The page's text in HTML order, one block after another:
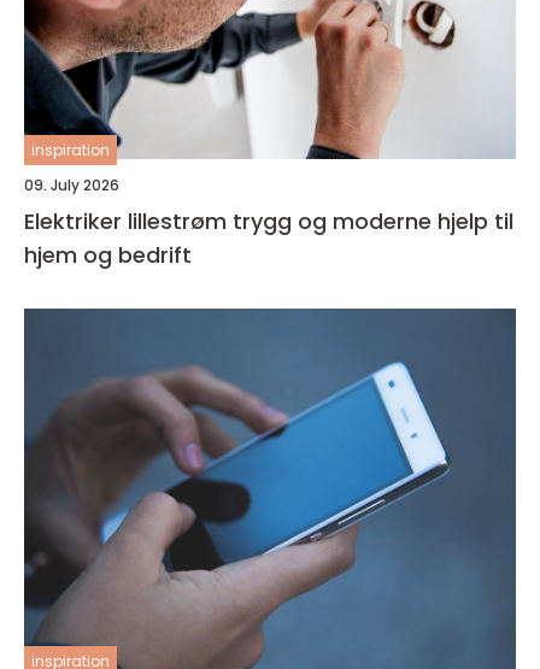
inspiration
09. July 2026
Elektriker lillestrøm trygg og moderne hjelp til
hjem og bedrift
inspiration